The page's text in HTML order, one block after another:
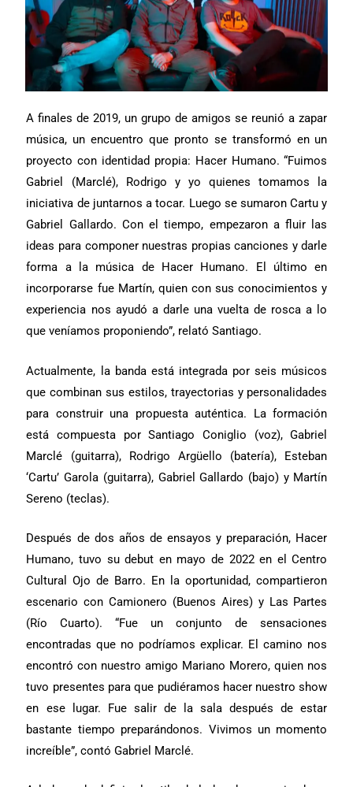
A finales de 2019, un grupo de amigos se reunió a zapar
música, un encuentro que pronto se transformó en un
proyecto con identidad propia: Hacer Humano. “Fuimos
Gabriel (Marclé), Rodrigo y yo quienes tomamos la
iniciativa de juntarnos a tocar. Luego se sumaron Cartu y
Gabriel Gallardo. Con el tiempo, empezaron a fluir las
ideas para componer nuestras propias canciones y darle
forma a la música de Hacer Humano. El último en
incorporarse fue Martín, quien con sus conocimientos y
experiencia nos ayudó a darle una vuelta de rosca a lo
que veníamos proponiendo”, relató Santiago.
Actualmente, la banda está integrada por seis músicos
que combinan sus estilos, trayectorias y personalidades
para construir una propuesta auténtica. La formación
está compuesta por Santiago Coniglio (voz), Gabriel
Marclé (guitarra), Rodrigo Argüello (batería), Esteban
‘Cartu’ Garola (guitarra), Gabriel Gallardo (bajo) y Martín
Sereno (teclas).
Después de dos años de ensayos y preparación, Hacer
Humano, tuvo su debut en mayo de 2022 en el Centro
Cultural Ojo de Barro. En la oportunidad, compartieron
escenario con Camionero (Buenos Aires) y Las Partes
(Río Cuarto). “Fue un conjunto de sensaciones
encontradas que no podríamos explicar. El camino nos
encontró con nuestro amigo Mariano Morero, quien nos
tuvo presentes para que pudiéramos hacer nuestro show
en ese lugar. Fue salir de la sala después de estar
bastante tiempo preparándonos. Vivimos un momento
increíble”, contó Gabriel Marclé.